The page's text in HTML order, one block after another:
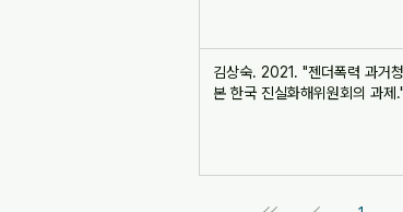
김상숙. 2021. "젠더폭력 과거
본 한국 진실화해위원회의 과제."